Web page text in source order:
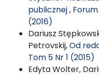
publicznej,
(2016)
Dariusz
Petrovskij,Od
Tom 5 Nr 1 (2015)
Edyta Wolter,